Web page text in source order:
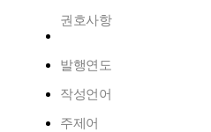
권호사항
발행연도
작성언어
주제어